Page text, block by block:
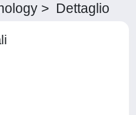
> Dettaglio